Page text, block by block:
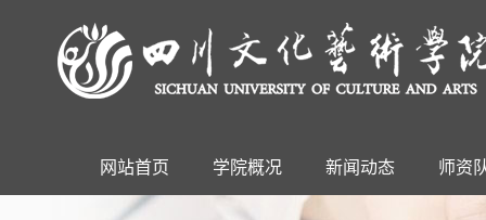
网站首页 学院概况 新闻动态 师资